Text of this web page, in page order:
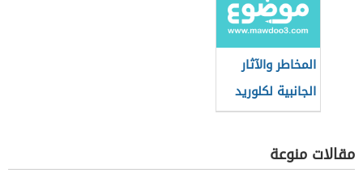
المخاطر والآثار
الجانبية لكلوريد
الصوديوم
مقالات منوعة